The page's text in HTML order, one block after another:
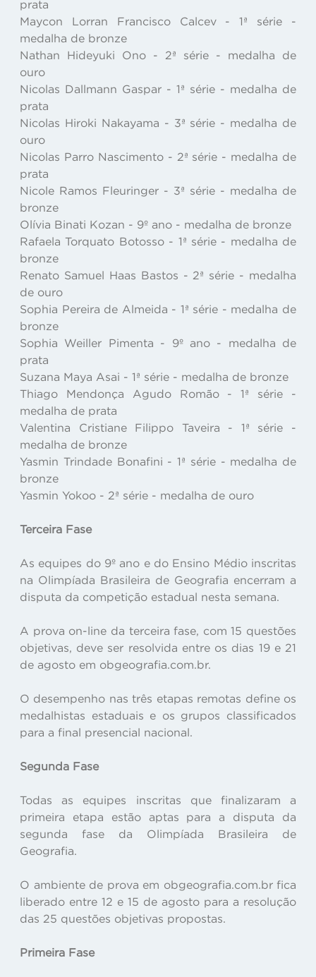
prata
Maycon Lorran Francisco Calcev - 1ª série -
medalha de bronze
Nathan Hideyuki Ono - 2ª série - medalha de
ouro
Nicolas Dallmann Gaspar - 1ª série - medalha de
prata
Nicolas Hiroki Nakayama - 3ª série - medalha de
ouro
Nicolas Parro Nascimento - 2ª série - medalha de
prata
Nicole Ramos Fleuringer - 3ª série - medalha de
bronze
Olívia Binati Kozan - 9º ano - medalha de bronze
Rafaela Torquato Botosso - 1ª série - medalha de
bronze
Renato Samuel Haas Bastos - 2ª série - medalha
de ouro
Sophia Pereira de Almeida - 1ª série - medalha de
bronze
Sophia Weiller Pimenta - 9º ano - medalha de
prata
Suzana Maya Asai - 1ª série - medalha de bronze
Thiago Mendonça Agudo Romão - 1ª série -
medalha de prata
Valentina Cristiane Filippo Taveira - 1ª série -
medalha de bronze
Yasmin Trindade Bonafini - 1ª série - medalha de
bronze
Yasmin Yokoo - 2ª série - medalha de ouro
Terceira Fase
As equipes do 9º ano e do Ensino Médio inscritas
na Olimpíada Brasileira de Geografia encerram a
disputa da competição estadual nesta semana.
A prova on-line da terceira fase, com 15 questões
objetivas, deve ser resolvida entre os dias 19 e 21
de agosto em obgeografia.com.br.
O desempenho nas três etapas remotas define os
medalhistas estaduais e os grupos classificados
para a final presencial nacional.
Segunda Fase
Todas as equipes inscritas que finalizaram a
primeira etapa estão aptas para a disputa da
segunda fase da Olimpíada Brasileira de
Geografia.
O ambiente de prova em obgeografia.com.br fica
liberado entre 12 e 15 de agosto para a resolução
das 25 questões objetivas propostas.
Primeira Fase